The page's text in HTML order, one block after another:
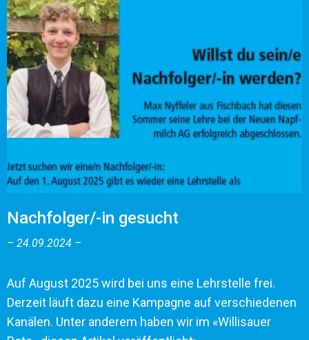
Nachfolger/-in gesucht
24.09.2024
Auf August 2025 wird bei uns eine Lehrstelle frei.
Derzeit läuft dazu eine Kampagne auf verschiedenen
Kanälen. Unter anderem haben wir im «Willisauer